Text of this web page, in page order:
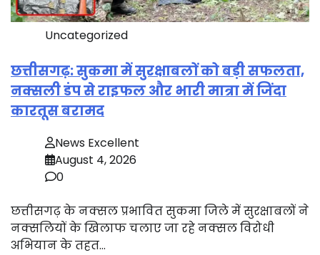
Uncategorized
छत्तीसगढ़: सुकमा में सुरक्षाबलों को बड़ी सफलता,
नक्सली डंप से राइफल और भारी मात्रा में जिंदा
कारतूस बरामद
News Excellent
August 4, 2026
0
छत्तीसगढ़ के नक्सल प्रभावित सुकमा जिले में सुरक्षाबलों ने
नक्सलियों के खिलाफ चलाए जा रहे नक्सल विरोधी
अभियान के तहत…